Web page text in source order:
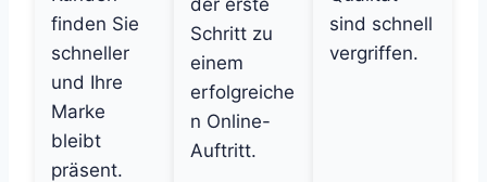
finden Sie
schneller
und Ihre
Marke
bleibt
präsent.
der erste
Schritt zu
einem
erfolgreiche
n Online-
Auftritt.
sind schnell
vergriffen.